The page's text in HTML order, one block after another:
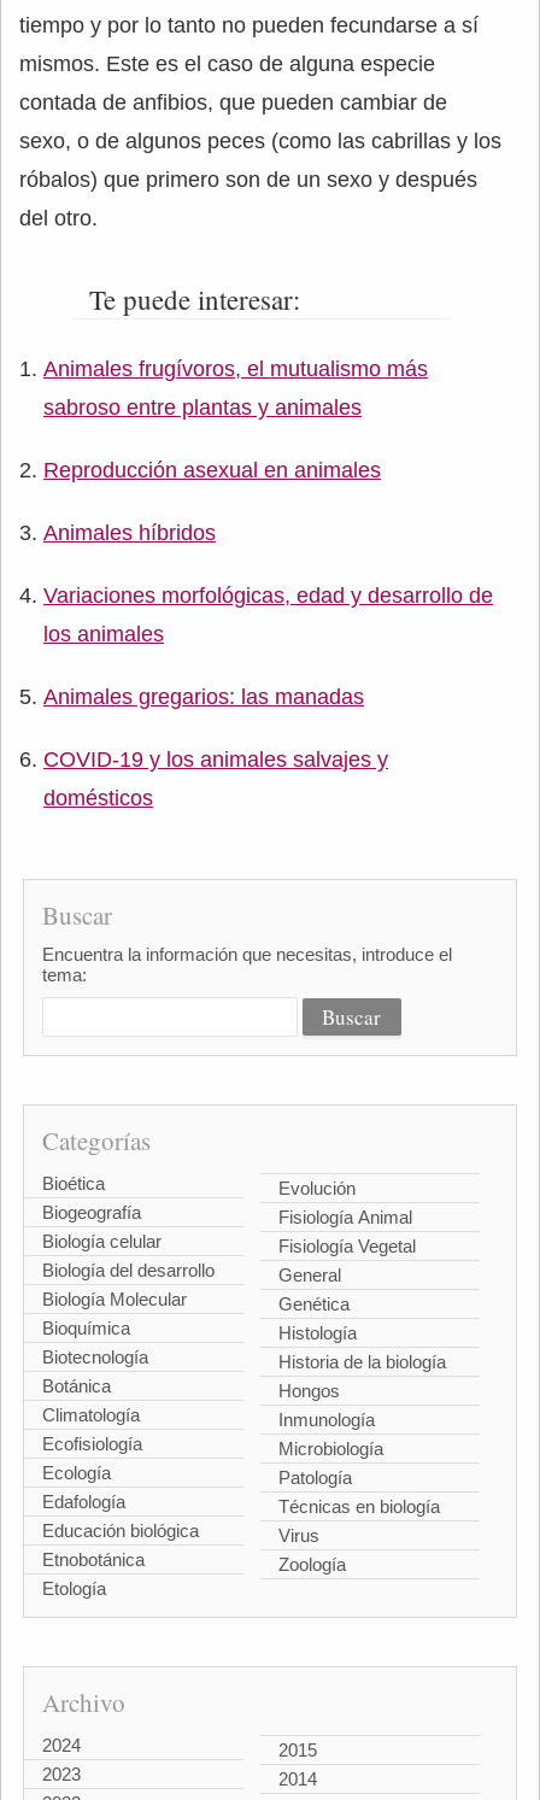
tiempo y por lo tanto no pueden fecundarse a sí
mismos. Este es el caso de alguna especie
contada de anfibios, que pueden cambiar de
sexo, o de algunos peces (como las cabrillas y los
róbalos) que primero son de un sexo y después
del otro.
Te puede interesar:
Animales frugívoros, el mutualismo más
sabroso entre plantas y animales
Reproducción asexual en animales
Animales híbridos
Variaciones morfológicas, edad y desarrollo de
los animales
Animales gregarios: las manadas
COVID-19 y los animales salvajes y
domésticos
Buscar
Encuentra la información que necesitas, introduce el
tema:
Categorías
Bioética
Biogeografía
Biología celular
Biología del desarrollo
Biología Molecular
Bioquímica
Biotecnología
Botánica
Climatología
Ecofisiología
Ecología
Edafología
Educación biológica
Etnobotánica
Etología
Evolución
Fisiología Animal
Fisiología Vegetal
General
Genética
Histología
Historia de la biología
Hongos
Inmunología
Microbiología
Patología
Técnicas en biología
Virus
Zoología
Archivo
2024
2023
2015
2014